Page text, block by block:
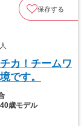
保存する
カ！チームワ
です。
歳モデル